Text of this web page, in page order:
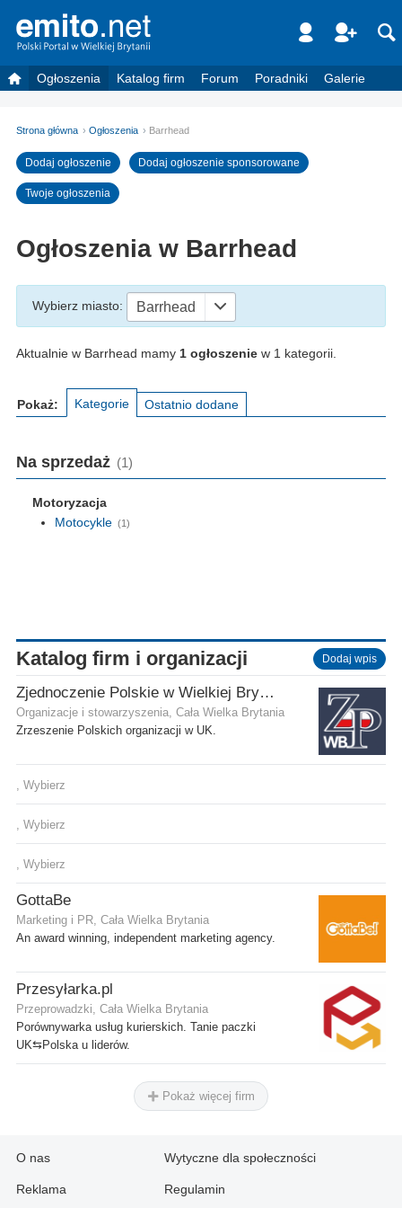
Ogłoszenia Katalog firm Forum Poradniki Galerie
Strona główna Ogłoszenia Barrhead
Dodaj ogłoszenie Dodaj ogłoszenie sponsorowane
Twoje ogłoszenia
Ogłoszenia w Barrhead
Wybierz miasto: Barrhead
Aktualnie w Barrhead mamy 1 ogłoszenie w 1 kategorii.
Pokaż: Kategorie Ostatnio dodane
Na sprzedaż (1)
Motoryzacja
Motocykle (1)
Katalog firm i organizacji Dodaj wpis
Zjednoczenie Polskie w Wielkiej Brytanii
Organizacje i stowarzyszenia, Cała Wielka Brytania
Zrzeszenie Polskich organizacji w UK.
, Wybierz
, Wybierz
, Wybierz
GottaBe
Marketing i PR, Cała Wielka Brytania
An award winning, independent marketing agency.
Przesyłarka.pl
Przeprowadzki, Cała Wielka Brytania
Porównywarka usług kurierskich. Tanie paczki
UK⇆Polska u liderów.
Pokaż więcej firm
O nas
Reklama
Wytyczne dla społeczności
Regulamin